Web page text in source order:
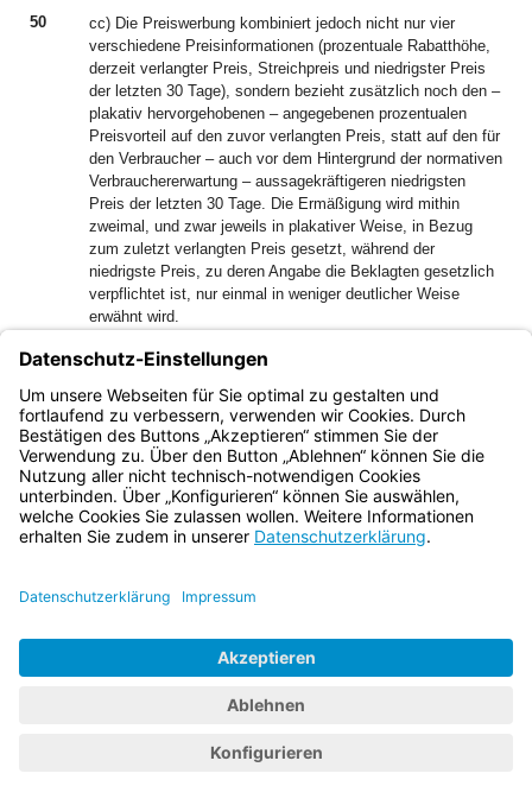
50
cc) Die Preiswerbung kombiniert jedoch nicht nur vier
verschiedene Preisinformationen (prozentuale Rabatthöhe,
derzeit verlangter Preis, Streichpreis und niedrigster Preis
der letzten 30 Tage), sondern bezieht zusätzlich noch den –
plakativ hervorgehobenen – angegebenen prozentualen
Preisvorteil auf den zuvor verlangten Preis, statt auf den für
den Verbraucher – auch vor dem Hintergrund der normativen
Verbrauchererwartung – aussagekräftigeren niedrigsten
Preis der letzten 30 Tage. Die Ermäßigung wird mithin
zweimal, und zwar jeweils in plakativer Weise, in Bezug
zum zuletzt verlangten Preis gesetzt, während der
niedrigste Preis, zu deren Angabe die Beklagten gesetzlich
verpflichtet ist, nur einmal in weniger deutlicher Weise
erwähnt wird.
51
dd) Darüber hinaus ist der Fußnotentext, auf den die nach
der Preisangabe „6.99“ hochgestellte Ziffer 1 verweist und in
dem es heißt „Bisheriger 30-Tage-Bestpreis, außer: Jacobs
Krönung 4.44 […]“, vollkommen unklar und
missverständlich formuliert.
52
Den ersten Teil dieses Hinweises versteht der
Durchschnittsverbraucher dahingehend, dass es sich bei
der Preisangabe in Höhe von „6.99“ bei dem beworbenen
Produkt „Jacobs Krönung“ um den „bisherigen 30-Tage-
Preisangabe „6.99“ befindet und der Verbraucher erwartet,
dass der Fußnotentext Erläuterungen zu diesem Preis
Durchschnittsverbraucher weiß, dass sich hinter diesem
Begriff der Referenzpreis i.S.v. § 11 PAngV – also der
niedrigste Gesamtpreis, den die Beklagte innerhalb der
gegenüber Verbrauchern angewendet hat – verbirgt. Selbst